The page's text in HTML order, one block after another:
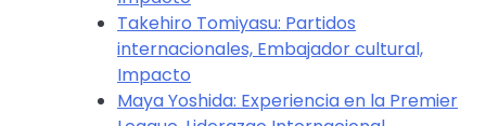
Takehiro Tomiyasu: Partidos
internacionales, Embajador cultural,
Impacto
Maya Yoshida: Experiencia en la Premier